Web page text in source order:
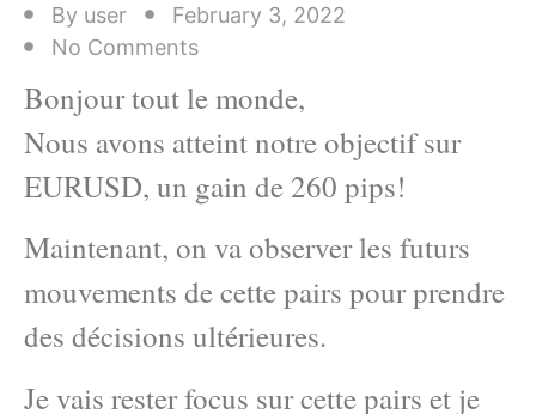
By user
February 3, 2022
No Comments
Bonjour tout le monde,
Nous avons atteint notre objectif sur
EURUSD, un gain de 260 pips!
Maintenant, on va observer les futurs
mouvements de cette pairs pour prendre
des décisions ultérieures.
Je vais rester focus sur cette pairs et je